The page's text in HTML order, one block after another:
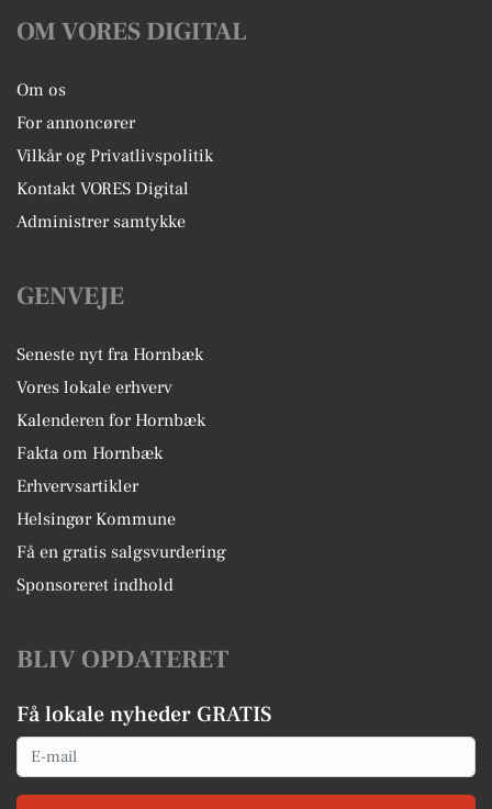
OM VORES DIGITAL
Om os
For annoncører
Vilkår og Privatlivspolitik
Kontakt VORES Digital
Administrer samtykke
GENVEJE
Seneste nyt fra Hornbæk
Vores lokale erhverv
Kalenderen for Hornbæk
Fakta om Hornbæk
Erhvervsartikler
Helsingør Kommune
Få en gratis salgsvurdering
Sponsoreret indhold
BLIV OPDATERET
Få lokale nyheder GRATIS
Email